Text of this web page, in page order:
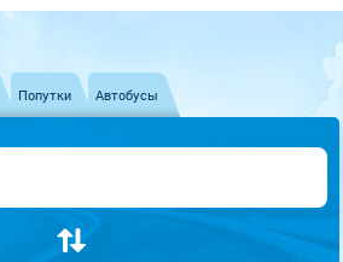
Попутки Автобусы